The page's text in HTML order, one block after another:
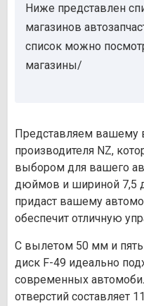
Ниже представлен
магазинов
список можно
магазины/
Представляем вашему
производителя NZ,
выбором для вашего
дюймов и шириной 7,5
придаст вашему
обеспечит отличную
С вылетом 50 мм и
диск F-49 идеально
современных
отверстий составляет